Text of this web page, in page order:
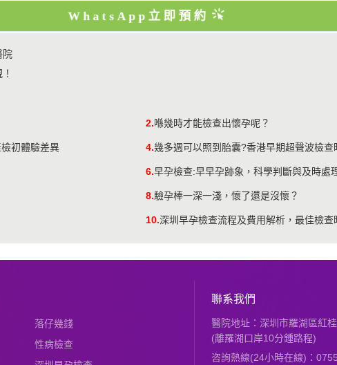
WhatsApp立即預約
院
2.喺幾時才能檢查出懷孕呢？
初體驗差異 4.幾多週可以照到胎囊?香港早期超聲波檢查
6.早孕檢查:早早孕跡象，科學判斷與及時處
8.​驗孕棒一深一淺，懷了還是沒懷？
10.深圳早孕檢查流程及費用解析，最佳檢查
落仔幾錢
性病檢查
聯系我們
醫院地址：深圳市羅湖區紅
(離羅湖口岸10分鍾路程)
咨詢熱線(24小時在線)：